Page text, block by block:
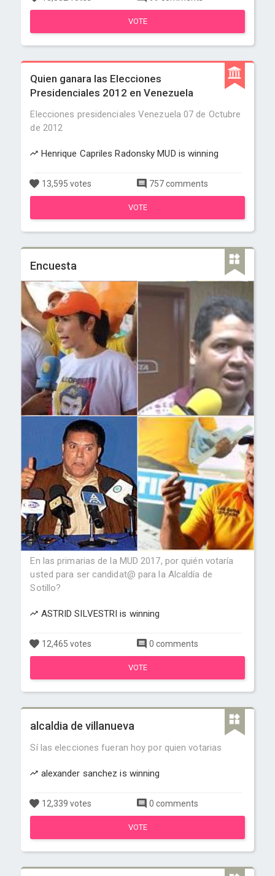
VOTE
Quien ganara las Elecciones
Presidenciales 2012 en Venezuela
Elecciones presidenciales Venezuela 07 de Octubre
de 2012
Henrique Capriles Radonsky MUD is winning
13,595 votes 757 comments
VOTE
Encuesta
En las primarias de la MUD 2017, por quién votaría
usted para ser candidat@ para la Alcaldía de
Sotillo?
ASTRID SILVESTRI is winning
12,465 votes 0 comments
VOTE
alcaldia de villanueva
Sí las elecciones fueran hoy por quien votarias
alexander sanchez is winning
12,339 votes 0 comments
VOTE